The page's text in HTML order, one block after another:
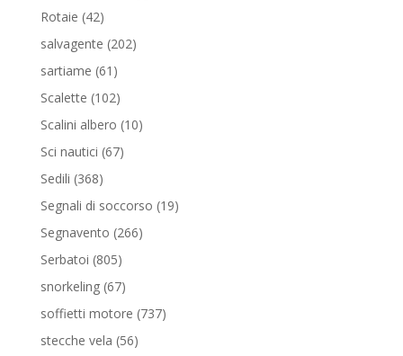
Rotaie 4242
prodotti
salvagente 202202
sartiame 61 61
prodotti
Scalette 102102
prodotti
Scalini albero 1010
Sci nautici 6767
Sedili 368368
Segnali di soccorso 1919
Segnavento 266266
Serbatoi 805805
prodotti
snorkeling 6767
prodotti
soffietti motore 737737
stecche vela 5656